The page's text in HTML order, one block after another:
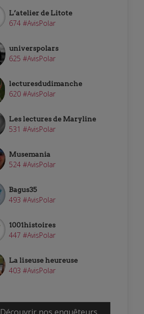
L’atelier de Litote
674 #AvisPolar
universpolars
625 #AvisPolar
lecturesdudimanche
620 #AvisPolar
Les lectures de Maryline
531 #AvisPolar
Musemania
524 #AvisPolar
Bagus35
493 #AvisPolar
1001histoires
447 #AvisPolar
La liseuse heureuse
403 #AvisPolar